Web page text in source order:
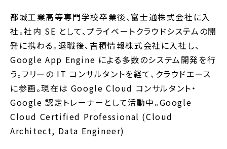
都城工業高等専門学校卒業後、富士通株式会社に入
社。社内 SE として、プライベートクラウドシステムの開
発に携わる。退職後、吉積情報株式会社に入社し、
Google App Engine による多数のシステム開発を行
う。フリーの IT コンサルタントを経て、クラウドエース
に参画。現在は Google Cloud コンサルタント・
Google 認定トレーナーとして活動中。Google
Cloud Certified Professional (Cloud
Architect, Data Engineer)